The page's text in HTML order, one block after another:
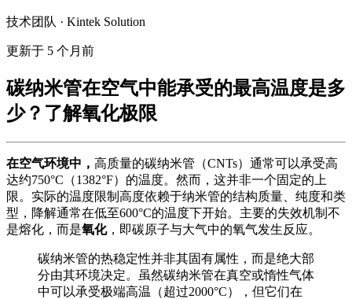
技术团队 · Kintek Solution
更新于 5 个月前
碳纳米管在空气中能承受的最高温度是多
少？了解氧化极限
在空气环境中， 高质量的碳纳米管（CNTs）通常可以承受高
达约750°C（1382°F）的温度。然而，这并非一个固定的上
限。实际的温度限制高度依赖于纳米管的结构质量、纯度和类
型，降解通常在低至600°C的温度下开始。主要的失效机制不
是熔化，而是氧化，即碳原子与大气中的氧气发生反应。
碳纳米管的热稳定性并非其固有属性，而是绝大部
分由其环境决定。虽然碳纳米管在真空或惰性气体
中可以承受极端高温（超过2000°C），但它们在